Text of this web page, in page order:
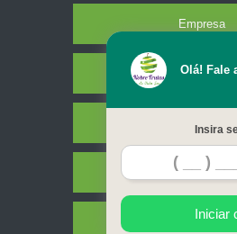
Empresa
Missão
Serviços
Contato
Mapa do site
Olá! Fale
Insira
Iniciar